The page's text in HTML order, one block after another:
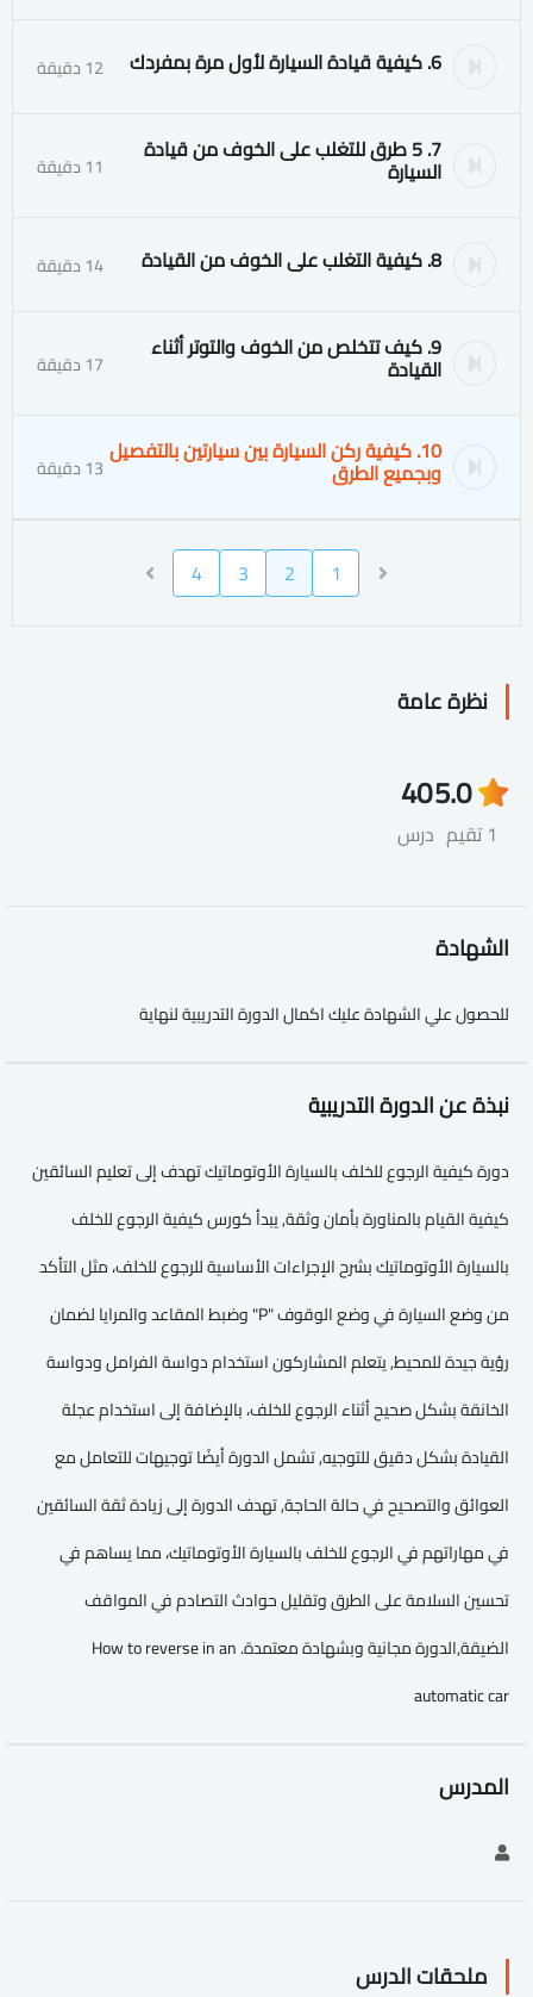
6. كيفية قيادة السيارة لأول مرة بمفردك 12 دقيقة
7. 5 طرق للتغلب على الخوف من قيادة
السيارة 11 دقيقة
8. كيفية التغلب على الخوف من القيادة 14 دقيقة
9. كيف تتخلص من الخوف والتوتر أثناء
القيادة 17 دقيقة
10. كيفية ركن السيارة بين سيارتين بالتفصيل
وبجميع الطرق 13 دقيقة
1
2
3
4
نظرة عامة
5.0
1 تقيم
40
درس
الشهادة
للحصول علي الشهادة عليك اكمال الدورة التدريبية لنهاية
نبذة عن الدورة التدريبية
دورة كيفية الرجوع للخلف بالسيارة الأوتوماتيك تهدف إلى تعليم السائقين
كيفية القيام بالمناورة بأمان وثقة, يبدأ كورس كيفية الرجوع للخلف
بالسيارة الأوتوماتيك بشرح الإجراءات الأساسية للرجوع للخلف، مثل التأكد
من وضع السيارة في وضع الوقوف "P" وضبط المقاعد والمرايا لضمان
رؤية جيدة للمحيط, يتعلم المشاركون استخدام دواسة الفرامل ودواسة
الخانقة بشكل صحيح أثناء الرجوع للخلف، بالإضافة إلى استخدام عجلة
القيادة بشكل دقيق للتوجيه, تشمل الدورة أيضًا توجيهات للتعامل مع
العوائق والتصحيح في حالة الحاجة, تهدف الدورة إلى زيادة ثقة السائقين
في مهاراتهم في الرجوع للخلف بالسيارة الأوتوماتيك، مما يساهم في
تحسين السلامة على الطرق وتقليل حوادث التصادم في المواقف
الضيقة,الدورة مجانية وبشهادة معتمدة. How to reverse in an
automatic car
المدرس
ملحقات الدرس